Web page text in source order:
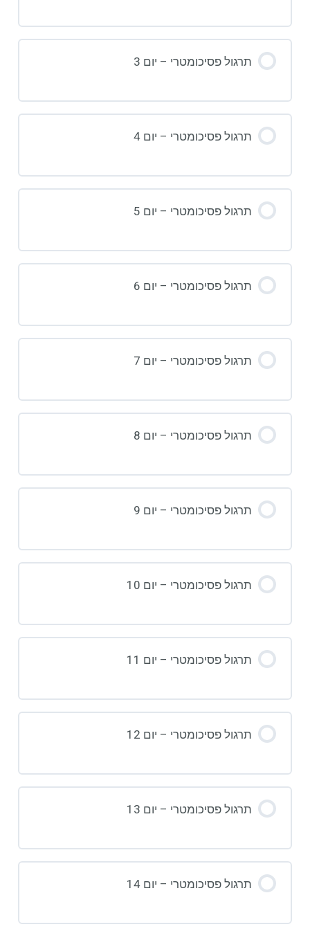
תרגול פסיכומטרי – יום 3
תרגול פסיכומטרי – יום 4
תרגול פסיכומטרי – יום 5
תרגול פסיכומטרי – יום 6
תרגול פסיכומטרי – יום 7
תרגול פסיכומטרי – יום 8
תרגול פסיכומטרי – יום 9
תרגול פסיכומטרי – יום 10
תרגול פסיכומטרי – יום 11
תרגול פסיכומטרי – יום 12
תרגול פסיכומטרי – יום 13
תרגול פסיכומטרי – יום 14